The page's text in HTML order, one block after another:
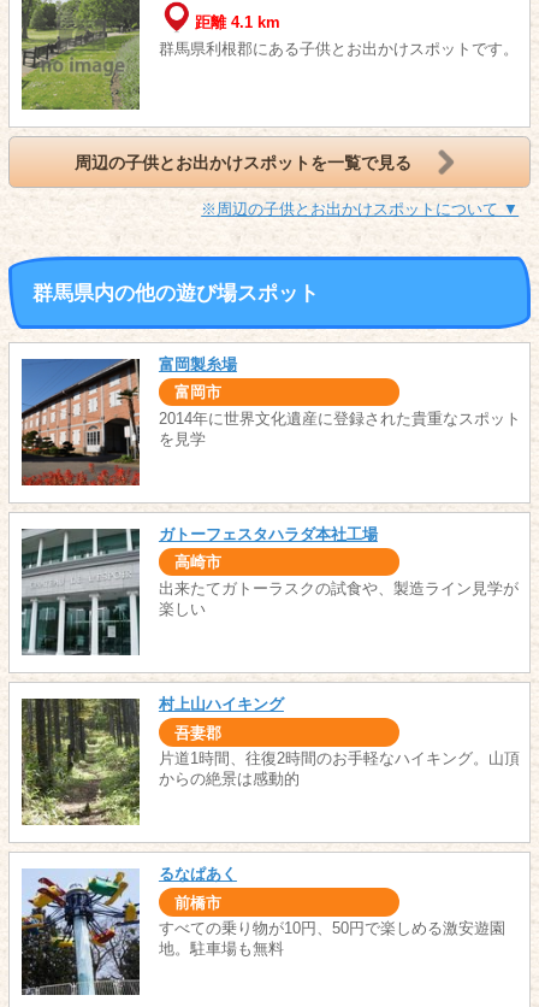
距離 4.1 km
群馬県利根郡にある子供とお出かけスポットです。
周辺の子供とお出かけスポットを一覧で見る
※周辺の子供とお出かけスポットについて ▼
群馬県内の他の遊び場スポット
富岡製糸場
富岡市
2014年に世界文化遺産に登録された貴重なスポット
を見学
ガトーフェスタハラダ本社工場
高崎市
出来たてガトーラスクの試食や、製造ライン見学が
楽しい
村上山ハイキング
吾妻郡
片道1時間、往復2時間のお手軽なハイキング。山頂
からの絶景は感動的
るなぱあく
前橋市
すべての乗り物が10円、50円で楽しめる激安遊園
地。駐車場も無料